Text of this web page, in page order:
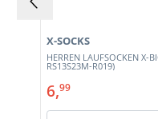
HERREN LAUFSOCKEN X-
RS13S23M-R019)
X-SOCKS
6,99